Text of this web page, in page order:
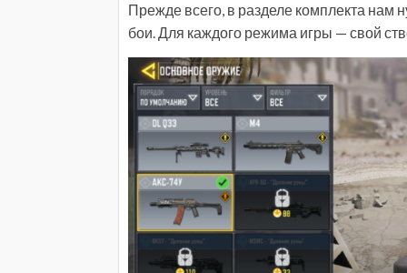
Прежде всего, в разделе комплекта нам
бои. Для каждого режима игры — свой